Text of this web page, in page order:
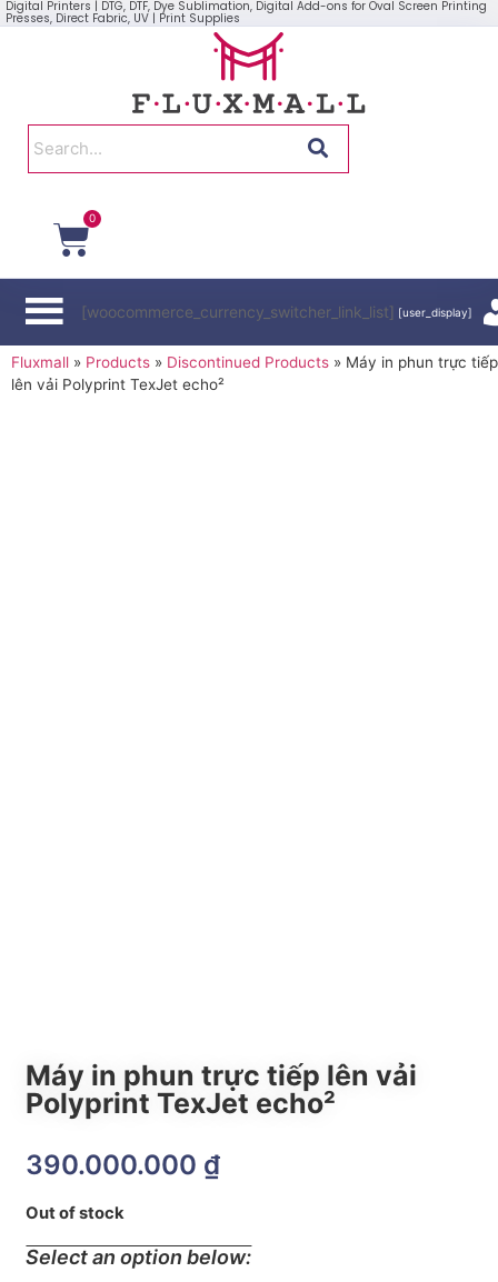
Digital Printers | DTG, DTF, Dye Sublimation, Digital Add-ons for Oval Screen Printing
Presses, Direct Fabric, UV | Print Supplies
0
[woocommerce_currency_switcher_link_list] [user_display]
Fluxmall » Products » Discontinued Products » Máy in phun trực tiếp
lên vải Polyprint TexJet echo²
Máy in phun trực tiếp lên vải
Polyprint TexJet echo²
390.000.000 ₫
Out of stock
Select an option below: